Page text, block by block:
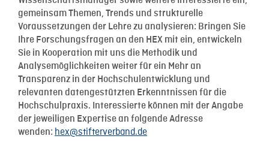
gemeinsam Themen, Trends und strukturelle
Voraussetzungen der Lehre zu analysieren: Bringen Sie
Ihre Forschungsfragen an den HEX mit ein, entwickeln
Sie in Kooperation mit uns die Methodik und
Analysemöglichkeiten weiter für ein Mehr an
Transparenz in der Hochschulentwicklung und
relevanten datengestützten Erkenntnissen für die
Hochschulpraxis. Interessierte können mit der Angabe
der jeweiligen Expertise an folgende Adresse
wenden: hex@stifterverband.de